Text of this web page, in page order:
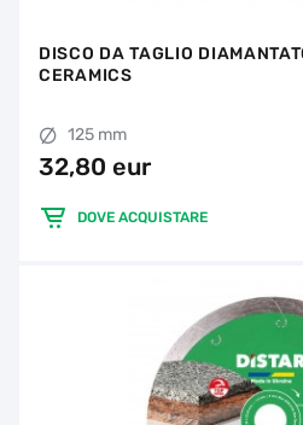
DISCO DA TAGLIO
CERAMICS
125 mm
32,80 eur
DOVE ACQUISTARE